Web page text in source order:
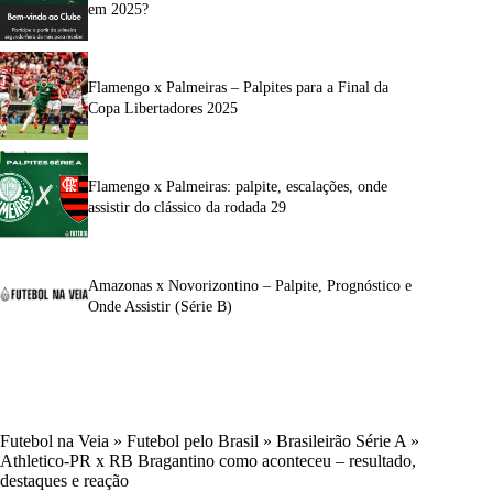
em 2025?
Flamengo x Palmeiras – Palpites para a Final da
Copa Libertadores 2025
Flamengo x Palmeiras: palpite, escalações, onde
assistir do clássico da rodada 29
Amazonas x Novorizontino – Palpite, Prognóstico e
Onde Assistir (Série B)
Futebol na Veia » Futebol pelo Brasil » Brasileirão Série A »
Athletico-PR x RB Bragantino como aconteceu – resultado,
destaques e reação